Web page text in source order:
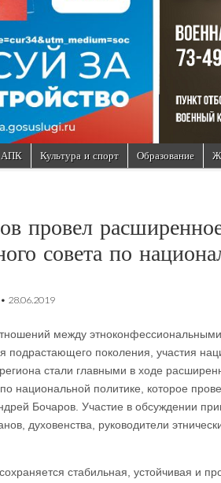
АПК Культура и спорт Образование
провел
совета по
• 28.06.2019
между
подрастающего поколения, участия
стали главными в ходе
национальной политике, которое
Бочаров. Участие в обсуждении
духовенства, руководители
стабильная, устойчивая и